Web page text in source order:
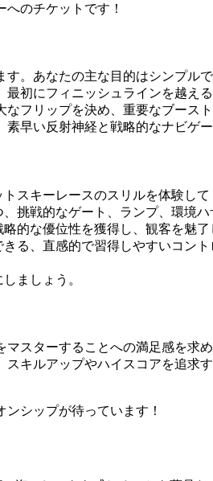
のチケットです！
。あなたの主な目的はシンプル
初にフィニッシュラインを越え
フリップを決め、重要なブース
早い反射神経と戦略的なナビゲ
スキーレースのスリルを体験して
挑戦的なゲート、ランプ、環境ハ
的な優位性を獲得し、観客を魅了
る、直感的で習得しやすいコン
ましょう。
スターすることへの満足感を求
キルアップやハイスコアを追求
シップが待っています！